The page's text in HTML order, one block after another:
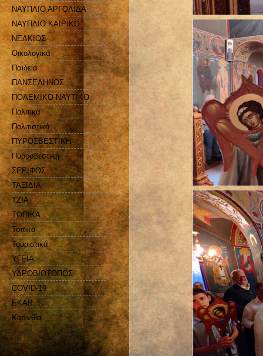
ΝΑΥΠΛΙΟ ΑΡΓΟΛΙΔΑ
ΝΑΥΠΛΙΟ ΚΑΙΡΙΚΟ
ΝΕΑΚΙΟΣ
Οικολογικά
Παιδεία
ΠΑΝΣΕΛΗΝΟΣ
ΠΟΛΕΜΙΚΟ ΝΑΥΤΙΚΟ
Πολιτικά
Πολιτιστικά
ΠΥΡΟΣΒΕΣΤΙΚΗ
Πυροσβεστική
ΣΕΡΙΦΟΣ
ΤΑΞΙΔΙΑ
ΤΖΙΑ
ΤΟΠΙΚΑ
Τοπικά
Τουριστικά
ΥΓΕΙΑ
ΥΔΡΟΒΙΟΤΟΠΟΣ
COVID-19
EKAB
Kορινθία